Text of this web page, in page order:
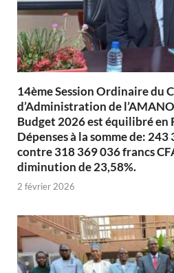
14ème Session Ordinaire du
d’Administration de
Budget 2026 est équilibré en
Dépenses à la somme de: 243
contre 318 369 036 francs
diminution de 23,58%.
2 février 2026